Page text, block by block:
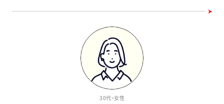
30代・女性